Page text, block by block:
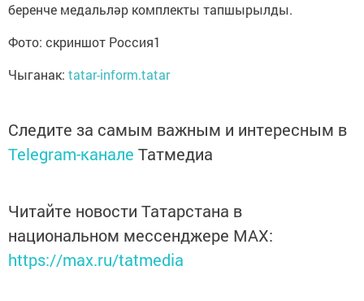
беренче медальләр комплекты тапшырылды.
Фото: скриншот Россия1
Чыганак: tatar-inform.tatar
Следите за самым важным и интересным в
Telegram-канале Татмедиа
Читайте новости Татарстана в
национальном мессенджере MАХ:
https://max.ru/tatmedia